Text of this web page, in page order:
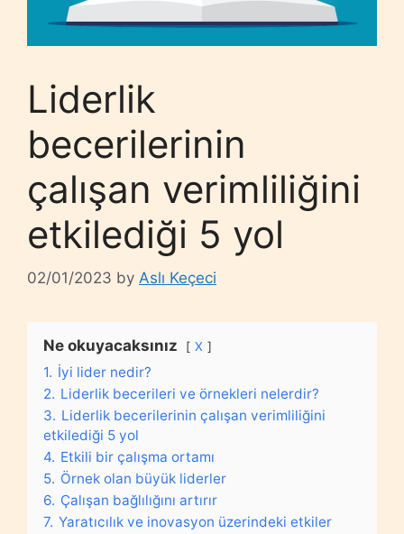
Liderlik
becerilerinin
çalışan verimliliğini
etkilediği 5 yol
02/01/2023 by Aslı Keçeci
Ne okuyacaksınız X
1. İyi lider nedir?
2. Liderlik becerileri ve örnekleri nelerdir?
3. Liderlik becerilerinin çalışan verimliliğini
etkilediği 5 yol
4. Etkili bir çalışma ortamı
5. Örnek olan büyük liderler
6. Çalışan bağlılığını artırır
7. Yaratıcılık ve inovasyon üzerindeki etkiler